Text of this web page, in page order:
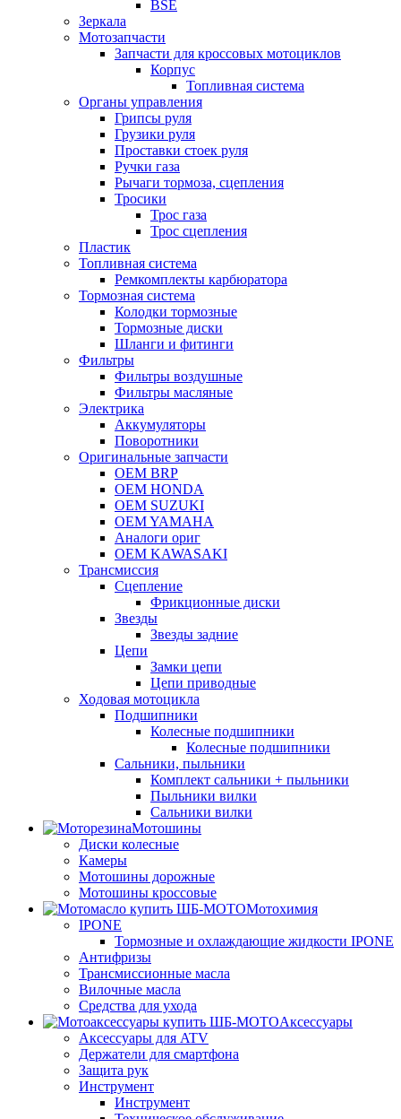
BSE
Зеркала
Мотозапчасти
Запчасти для кроссовых мотоциклов
Корпус
Топливная система
Органы управления
Грипсы руля
Грузики руля
Проставки стоек руля
Ручки газа
Рычаги тормоза, сцепления
Тросики
Трос газа
Трос сцепления
Пластик
Топливная система
Ремкомплекты карбюратора
Тормозная система
Колодки тормозные
Тормозные диски
Шланги и фитинги
Фильтры
Фильтры воздушные
Фильтры масляные
Электрика
Аккумуляторы
Поворотники
Оригинальные запчасти
OEM BRP
OEM HONDA
OEM SUZUKI
OEM YAMAHA
Аналоги ориг
OEM KAWASAKI
Трансмиссия
Cцепление
Фрикционные диски
Звезды
Звезды задние
Цепи
Замки цепи
Цепи приводные
Ходовая мотоцикла
Подшипники
Колесные подшипники
Колесные подшипники
Сальники, пыльники
Комплект сальники + пыльники
Пыльники вилки
Сальники вилки
Мотошины
Диски колесные
Камеры
Мотошины дорожные
Мотошины кроссовые
Мотохимия
IPONE
Тормозные и охлаждающие жидкости IPONE
Антифризы
Трансмиссионные масла
Вилочные масла
Средства для ухода
Аксессуары
Аксессуары для ATV
Держатели для смартфона
Защита рук
Инструмент
Инструмент